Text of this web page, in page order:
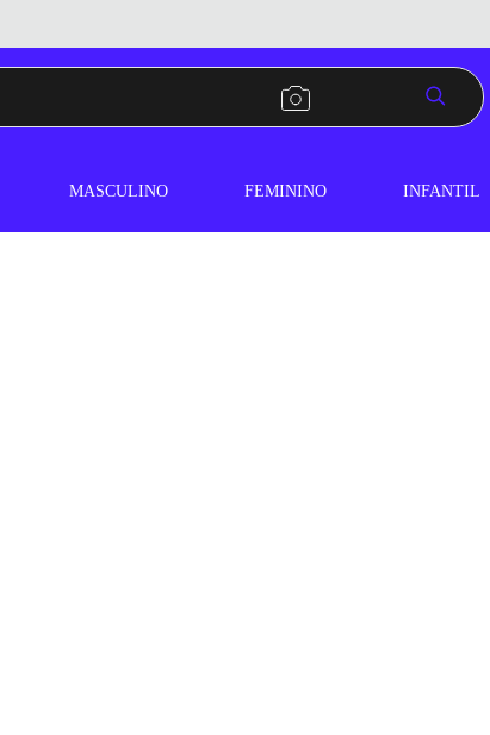
MASCULINO FEMININO INFANTIL